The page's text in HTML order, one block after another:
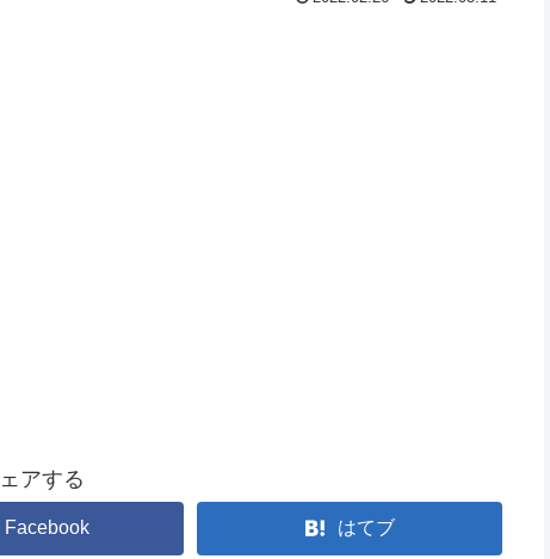
アする
Facebook はてブ